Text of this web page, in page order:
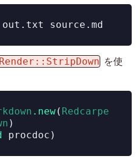
out.txt source.md
を使
.new( Redcarpe
)
procdoc)